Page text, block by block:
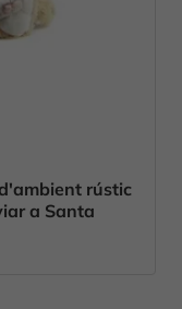
rústic
a Santa